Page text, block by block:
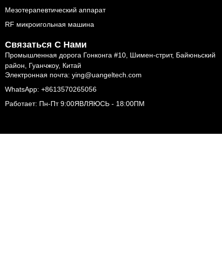
Мезотерапевтический аппарат
RF микроигольная машина
Связаться С Нами
Промышленная дорога Гонконга #10, Шимен-стрит, Байюньский
район, Гуанчжоу, Китай
Электронная почта: ying@uangeltech.com
WhatsApp: +8613570265056
Работает: Пн-Пт 9:00ЯВЛЯЮСЬ - 18:00ПМ